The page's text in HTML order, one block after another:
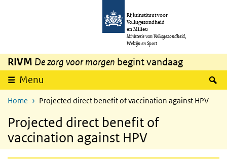
Overslaan en naar de inhoud gaan
Rijksinstituut voor
Volksgezondheid
en Milieu
Ministerie van Volksgezondheid,
Welzijn en Sport
RIVM De zorg voor morgen begint vandaag
Menu
Home Projected direct benefit of vaccination against HPV
Projected direct benefit of
vaccination against HPV